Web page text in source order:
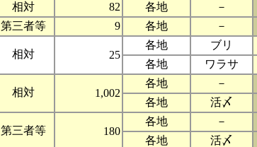
相対 82 各地 －
第三者等
9 各地 －
相対 25
各地 ブリ
各地
ワラサ
相対 1,002
各地 －
各地
活〆
第三者等 180
各地 －
各地
活〆